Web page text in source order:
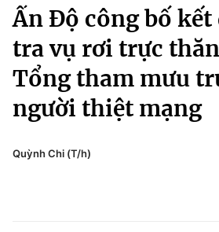
Chuyên mục
Chính trị
Xã hội
Kinh tế
Thể thao
Truyền hình
Văn hóa - Giải trí
Y tế
Đời sống
Giáo dục
Ấn Độ công bố kết
tra vụ rơi trực
Tổng tham mưu
người thiệt mạng
Quỳnh Chi (T/h)